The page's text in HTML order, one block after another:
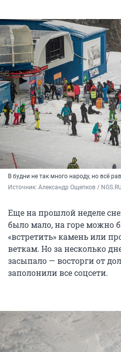
В будни не так много народу, но всё
Источник: Александр Ощепков / NGS.RU
Еще на прошлой неделе
было мало, на горе можно
«встретить» камень или
веткам. Но за несколько
засыпало — восторги от
заполонили все соцсети.